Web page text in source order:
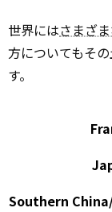
世界にはさまざ
方についてもそ
す。
Southern